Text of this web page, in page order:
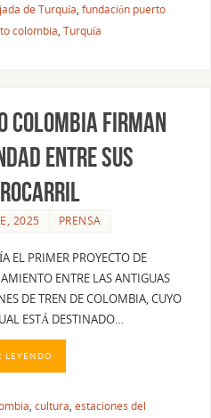
de Turquía, fundación puerto
colombia, Turquía
Colombia firman
entre sus
2025 PRENSA
EL PRIMER PROYECTO DE
ENTRE LAS ANTIGUAS
DE TREN DE COLOMBIA, CUYO
ESTÁ DESTINADO…
LEYENDO
, cultura, estaciones del